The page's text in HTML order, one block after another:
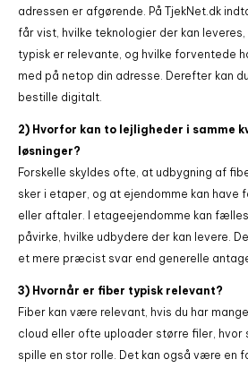
adressen er afgørende. På TjekNet.dk
får vist, hvilke teknologier der kan
typisk er relevante, og hvilke forventede
med på netop din adresse. Derefter kan
bestille digitalt.
2) Hvorfor kan to lejligheder i samme
løsninger?
Forskelle skyldes ofte, at udbygning af
sker i etaper, og at ejendomme kan have
eller aftaler. I etageejendomme kan
påvirke, hvilke udbydere der kan levere.
et mere præcist svar end generelle
3) Hvornår er fiber typisk relevant?
Fiber kan være relevant, hvis du har
cloud eller ofte uploader større filer, hvor
spille en stor rolle. Det kan også være en